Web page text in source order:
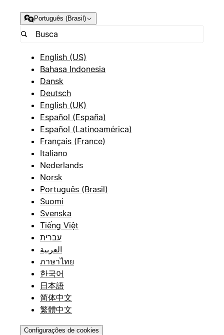
Português (Brasil)
English (US)
Bahasa Indonesia
Dansk
Deutsch
English (UK)
Español (España)
Español (Latinoamérica)
Français (France)
Italiano
Nederlands
Norsk
Português (Brasil)
Suomi
Svenska
Tiếng Việt
עברית
العربية
ภาษาไทย
한국어
日本語
简体中文
繁體中文
Configurações de cookies